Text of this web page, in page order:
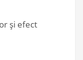
și efect